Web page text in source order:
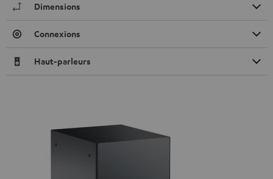
Dimensions
Connexions
Haut-parleurs